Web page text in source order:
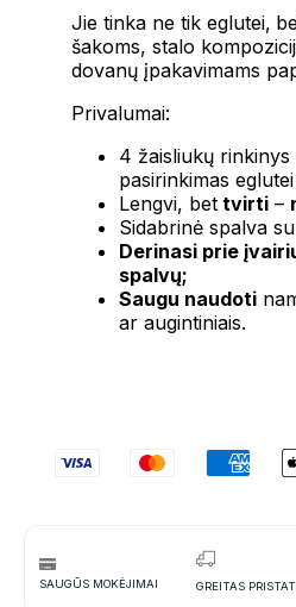
Jie tinka ne tik eglutei,
šakoms, stalo
dovanų įpakavimams
Privalumai:
4 žaisliukų rinkinys
pasirinkimas
Lengvi, bettvirti–
Sidabrinė spalva
Derinasi prie
spalvų;
Saugu naudoti
ar augintiniais.
SAUGŪS MOKĖJIMAI GREITAS